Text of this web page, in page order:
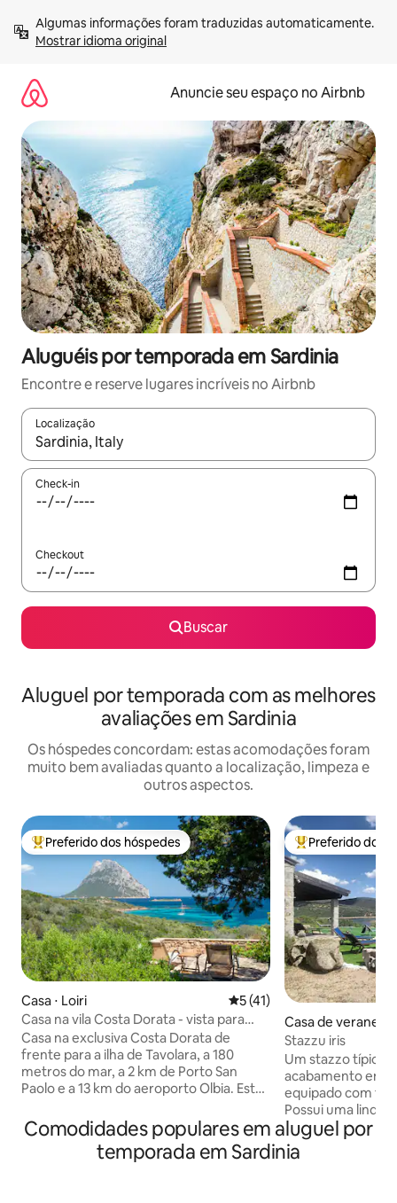
para
Mostrar idioma original
Anuncie seu espaço no Airbnb
Aluguéis por temporada em Sardinia
Encontre e reserve lugares incríveis no Airbnb
Localização
Quando os resultados estiverem disponíveis, explore-os
Check-in
Checkout
Buscar
Aluguel por temporada com as melhores
avaliações em Sardinia
Os hóspedes concordam: estas acomodações foram
muito bem avaliadas quanto a localização, limpeza e
outros aspectos.
Entre os melhores preferidos dos hóspedes
Preferido dos hóspedes
Casa ⋅ Loiri 5 de uma avaliação média
5 (41)
Casa na vila Costa Dorata - vista para
Tavolara
Casa na exclusiva Costa Dorata de
frente para a ilha de Tavolara, a 180
metros do mar, a 2 km de Porto San
Paolo e a 13 km do aeroporto Olbia. Está
quartos duplos com armário e um
quarto com sofá-cama duplo, uma sala
de estar com lareira, uma cozinha com
Entre os
Preferido dos
Casa de veraneio
Stazzu iris
Um stazzo típico
acabamento em
equipado com
Possui uma linda
e um amplo
dias relaxando. É
pescar ou pratica
Comodidades populares em aluguel por
temporada em Sardinia